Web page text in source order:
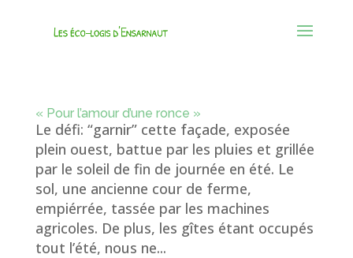
« Pour l’amour d’une ronce »
Le défi: “garnir” cette façade, exposée
plein ouest, battue par les pluies et grillée
par le soleil de fin de journée en été. Le
sol, une ancienne cour de ferme,
empiérrée, tassée par les machines
agricoles. De plus, les gîtes étant occupés
tout l’été, nous ne...